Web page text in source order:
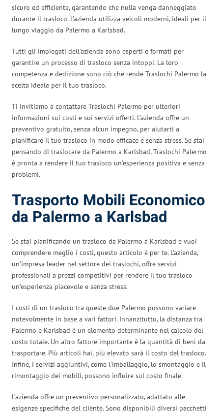
sicuro ed efficiente, garantendo che nulla venga danneggiato
durante il trasloco. L’azienda utilizza veicoli moderni, ideali per il
lungo viaggio da Palermo a Karlsbad.
Tutti gli impiegati dell’azienda sono esperti e formati per
garantire un processo di trasloco senza intoppi. La loro
competenza e dedizione sono ciò che rende Traslochi Palermo la
scelta ideale per il tuo trasloco.
Ti invitiamo a contattare Traslochi Palermo per ulteriori
informazioni sui costi e sui servizi offerti. L’azienda offre un
preventivo gratuito, senza alcun impegno, per aiutarti a
pianificare il tuo trasloco in modo efficace e senza stress. Se stai
pensando di traslocare da Palermo a Karlsbad, Traslochi Palermo
è pronta a rendere il tuo trasloco un’esperienza positiva e senza
problemi.
Trasporto Mobili Economico
da Palermo a Karlsbad
Se stai pianificando un trasloco da Palermo a Karlsbad e vuoi
comprendere meglio i costi, questo articolo è per te. L’azienda,
un’impresa leader nel settore dei traslochi, offre servizi
professionali a prezzi competitivi per rendere il tuo trasloco
un’esperienza piacevole e senza stress.
I costi di un trasloco tra queste due Palermo possono variare
notevolmente in base a vari fattori. Innanzitutto, la distanza tra
Palermo e Karlsbad è un elemento determinante nel calcolo del
costo totale. Un altro fattore importante è la quantità di beni da
trasportare. Più articoli hai, più elevato sarà il costo del trasloco.
Infine, i servizi aggiuntivi, come l’imballaggio, lo smontaggio e il
rimontaggio dei mobili, possono influire sul costo finale.
L’azienda offre un preventivo personalizzato, adattato alle
esigenze specifiche del cliente. Sono disponibili diversi pacchetti